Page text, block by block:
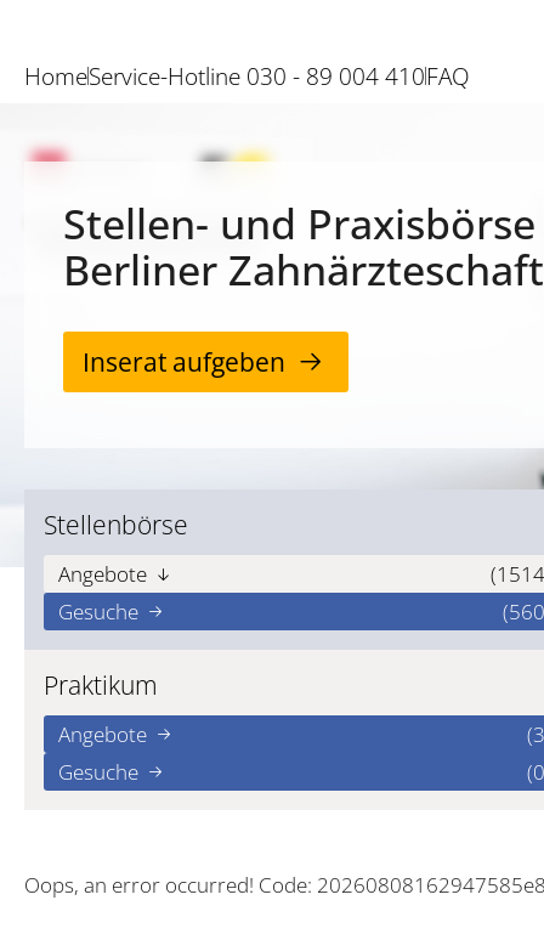
HomeService-Hotline 030 - 89 004 410FAQ
Stellen- und
Berliner Zahnärzteschaft
Inserat aufgeben
Stellenbörse
Angebote
Gesuche
Praktikum
Angebote
Gesuche
Oops, an error occurred! Code: